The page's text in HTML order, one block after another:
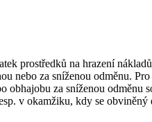
prostředků na hrazení
nebo za sníženou odměnu.
za sníženou odměnu
v okamžiku, kdy se